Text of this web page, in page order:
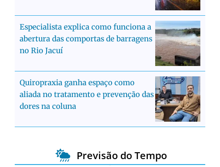
Especialista explica como funciona a
abertura das comportas de barragens
no Rio Jacuí
Quiropraxia ganha espaço como
aliada no tratamento e prevenção das
dores na coluna
Previsão do Tempo